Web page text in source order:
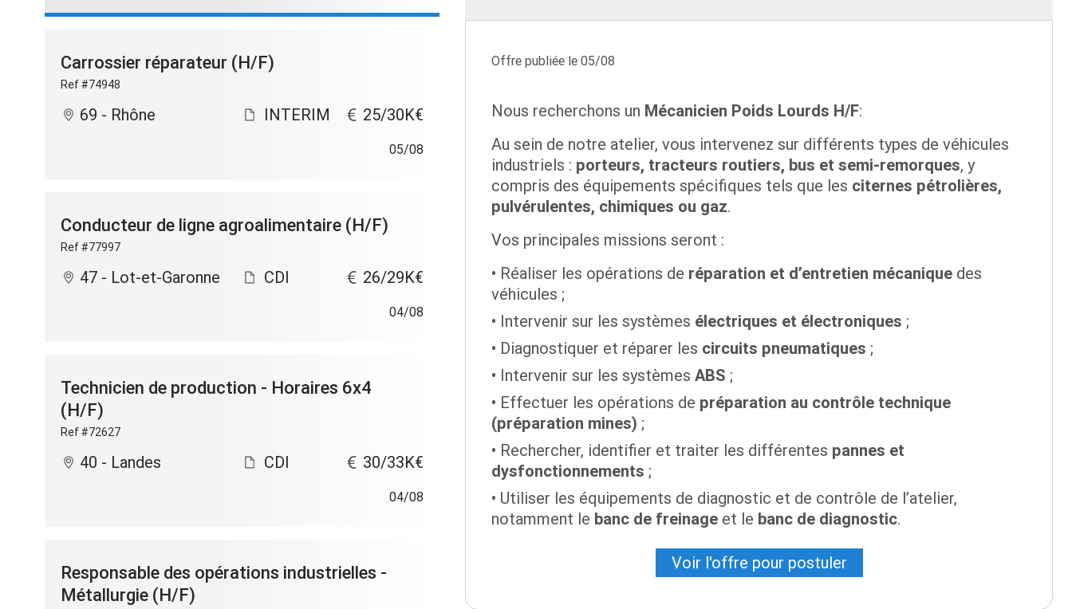
Carrossier réparateur (H/F)
Ref #74948
69 - Rhône INTERIM 25/30K€
05/08
Conducteur de ligne agroalimentaire (H/F)
Ref #77997
47 - Lot-et-Garonne CDI 26/29K€
04/08
Technicien de production - Horaires 6x4
(H/F)
Ref #72627
40 - Landes CDI 30/33K€
04/08
Responsable des opérations industrielles -
Métallurgie (H/F)
Offre publiée le 05/08
Nous recherchons un Mécanicien Poids Lourds H/F:
Au sein de notre atelier, vous intervenez sur différents types de véhicules
industriels : porteurs, tracteurs routiers, bus et semi-remorques, y
compris des équipements spécifiques tels que les citernes pétrolières,
pulvérulentes, chimiques ou gaz.
Vos principales missions seront :
Réaliser les opérations de réparation et d’entretien mécaniquedes
véhicules ;
Intervenir sur les systèmes électriques et électroniques ;
Diagnostiquer et réparer les circuits pneumatiques ;
Intervenir sur les systèmes ABS ;
Effectuer les opérations de préparation au contrôle technique
(préparation mines) ;
Rechercher, identifier et traiter les différentes pannes et
dysfonctionnements ;
Utiliser les équipements de diagnostic et de contrôle de l’atelier,
notamment le banc de freinageet le banc de diagnostic.
Voir l'offre pour postuler